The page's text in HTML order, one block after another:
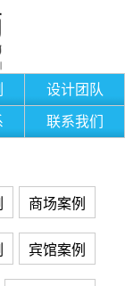
设计团队
联系我们
商场案例
宾馆案例